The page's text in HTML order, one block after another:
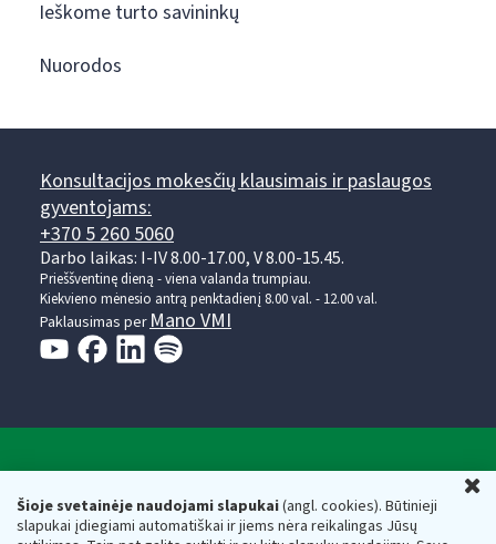
Šioje svetainėje naudojami slapukai(angl. cookies). Būtinieji
slapukai įdiegiami automatiškai ir jiems nėra reikalingas Jūsų
Ieškome turto savininkų
Nuorodos
Konsultacijos mokesčių klausimais ir paslaugos
gyventojams:
+370 5 260 5060
Darbo laikas: I-IV 8.00-17.00, V 8.00-15.45.
Prieššventinę dieną - viena valanda trumpiau.
Kiekvieno mėnesio antrą penktadienį 8.00 val. - 12.00 val.
Paklausimas perMano VMI
Valstybinė mokesčių inspekcija prie Lietuvos
Respublikos finansų ministerijos